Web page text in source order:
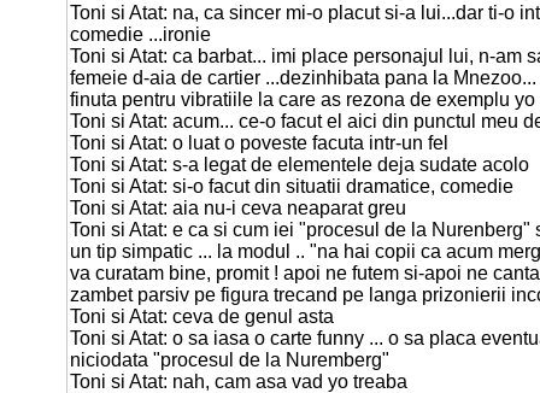
Toni si Atat: na, ca sincer mi-o placut si-a lui...dar ti-o
comedie ...ironie
Toni si Atat: ca barbat... imi place personajul lui, n-am
femeie d-aia de cartier ...dezinhibata pana la
finuta pentru vibratiile la care as rezona de exemplu yo
Toni si Atat: acum... ce-o facut el aici din punctul meu
Toni si Atat: o luat o poveste facuta intr-un fel
Toni si Atat: s-a legat de elementele deja sudate acolo
Toni si Atat: si-o facut din situatii dramatice, comedie
Toni si Atat: aia nu-i ceva neaparat greu
Toni si Atat: e ca si cum iei "procesul de la Nurenberg"
un tip simpatic ... la modul .. "na hai copii ca acum
va curatam bine, promit ! apoi ne futem si-apoi ne
zambet parsiv pe figura trecand pe langa prizonierii
Toni si Atat: ceva de genul asta
Toni si Atat: o sa iasa o carte funny ... o sa placa
niciodata "procesul de la Nuremberg"
Toni si Atat: nah, cam asa vad yo treaba